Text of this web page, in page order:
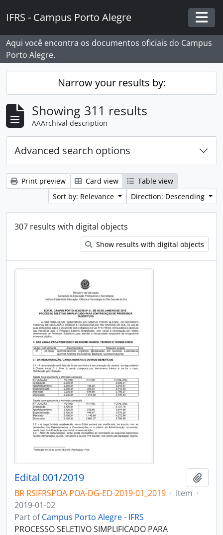
IFRS - Campus Porto Alegre
Aqui você encontra os documentos oficiais do Campus
Porto Alegre.
Narrow your results by:
Showing 311 results
AAArchival description
Advanced search options
Print preview Card view
Table view
Sort by: Relevance
Direction: Descending
307 results with digital objects
Show results with digital objects
Edital 001/2019
BR RSIFRSPOA POA-DG-ED-2019-01_2019 · Item ·
2019-01-02
Part ofCampus Porto Alegre - IFRS
PROCESSO SELETIVO SIMPLIFICADO PARA